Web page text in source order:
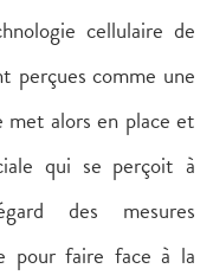
cellulaire de
perçues comme une
met alors en place et
qui se perçoit à
des mesures
pour faire face à la